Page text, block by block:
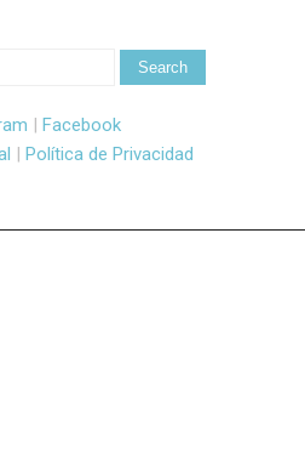
| Facebook
| Política de Privacidad